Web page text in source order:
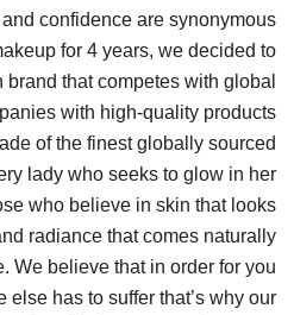
confidence are synonymous.
for 4 years, we decided to
that competes with global
with high-quality products.
of the finest globally sourced
lady who seeks to glow in her
who believe in skin that looks
radiance that comes naturally.
We believe that in order for you
else has to suffer that’s why our